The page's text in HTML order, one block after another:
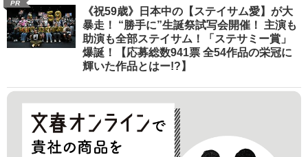
PR
《祝59歳》日本中の【ステイサム愛】が大
暴走！ “勝手に”生誕祭試写会開催！ 主演も
助演も全部ステイサム！「ステサミー賞」
爆誕！【応募総数941票 全54作品の栄冠に
輝いた作品とはー!?】